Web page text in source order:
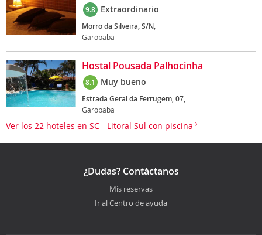
9.8 Extraordinario
Morro da Silveira, S/N,
Garopaba
Hostal Pousada Palhocinha
8.1 Muy bueno
Estrada Geral da Ferrugem, 07,
Garopaba
Ver los 22 hoteles en SC - Litoral Sul con piscina
¿Dudas? Contáctanos
Mis reservas
Ir al Centro de ayuda